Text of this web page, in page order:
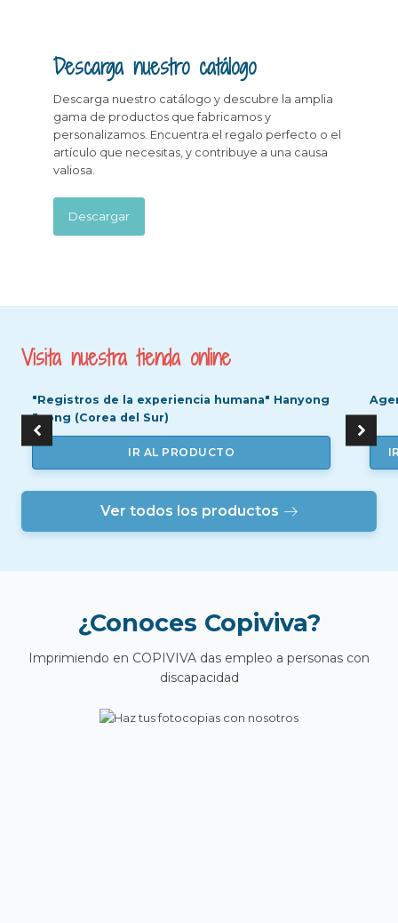
Descarga nuestro catálogo
Descarga nuestro catálogo y descubre la amplia
gama de productos que fabricamos y
personalizamos. Encuentra el regalo perfecto o el
artículo que necesitas, y contribuye a una causa
valiosa.
Descargar
Visita nuestra tienda online
"Registros de la experiencia humana" Hanyong
Jeong (Corea del Sur)
IR AL PRODUCTO
Ver todos los productos
¿Conoces Copiviva?
Imprimiendo en COPIVIVA das empleo a personas con
discapacidad